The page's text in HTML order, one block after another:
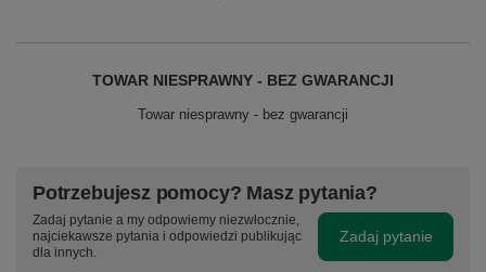
TOWAR NIESPRAWNY - BEZ GWARANCJI
Towar niesprawny - bez gwarancji
Potrzebujesz pomocy? Masz pytania?
Zadaj pytanie a my odpowiemy niezwłocznie,
najciekawsze pytania i odpowiedzi publikując
dla innych.
Zadaj pytanie